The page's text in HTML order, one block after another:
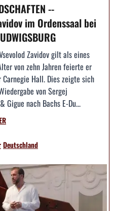
--
im Ordenssaal bei
Zavidov gilt als eines
von zehn Jahren feierte er
Hall. Dies zeigte sich
von Sergej
Gigue nach Bachs E-Du...
Deutschland